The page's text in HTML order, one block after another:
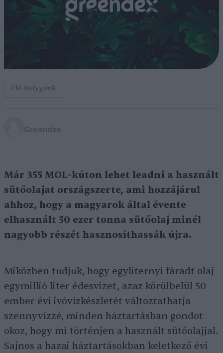
Élő Bolygónk
Greendex
Már 355 MOL-kúton lehet leadni a használt
sütőolajat országszerte, ami hozzájárul
ahhoz, hogy a magyarok által évente
elhasznált 50 ezer tonna sütőolaj minél
nagyobb részét hasznosíthassák újra.
Miközben tudjuk, hogy egyliternyi fáradt olaj
egymillió liter édesvizet, azaz körülbelül 50
ember évi ivóvízkészletét változtathatja
szennyvízzé, minden háztartásban gondot
okoz, hogy mi történjen a használt sütőolajjal.
Sajnos a hazai háztartásokban keletkező évi